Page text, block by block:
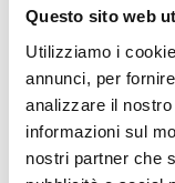
Questo sito web
Utilizziamo i
annunci, per
analizzare il
informazioni sul
nostri partner che
stati
che fino ad
nude.
LEGO: